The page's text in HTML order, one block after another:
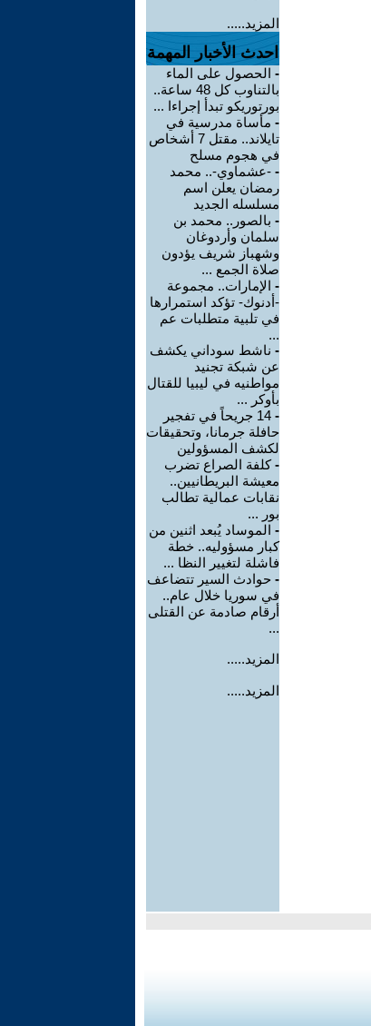
المزيد.....
احدث الأخبار المهمة
- الحصول على الماء
بالتناوب كل 48 ساعة..
بورتوريكو تبدأ إجراءا ...
- مأساة مدرسية في
تايلاند.. مقتل 7 أشخاص
في هجوم مسلح
- -عشماوي-.. محمد
رمضان يعلن اسم
مسلسله الجديد
- بالصور.. محمد بن
سلمان وأردوغان
وشهباز شريف يؤدون
صلاة الجمع ...
- الإمارات.. مجموعة
-أدنوك- تؤكد استمرارها
في تلبية متطلبات عم
...
- ناشط سوداني يكشف
عن شبكة تجنيد
مواطنيه في ليبيا للقتال
بأوكر ...
-
14 جريحاً في تفجير
حافلة جرمانا، وتحقيقات
لكشف المسؤولين
-كلفة الصراع تضرب
معيشة البريطانيين..
نقابات عمالية تطالب
بور ...
- الموساد يُبعد اثنين من
كبار مسؤوليه.. خطة
فاشلة لتغيير النظا ...
- حوادث السير تتضاعف
في سوريا خلال عام..
أرقام صادمة عن القتلى
...
المزيد.....
المزيد.....